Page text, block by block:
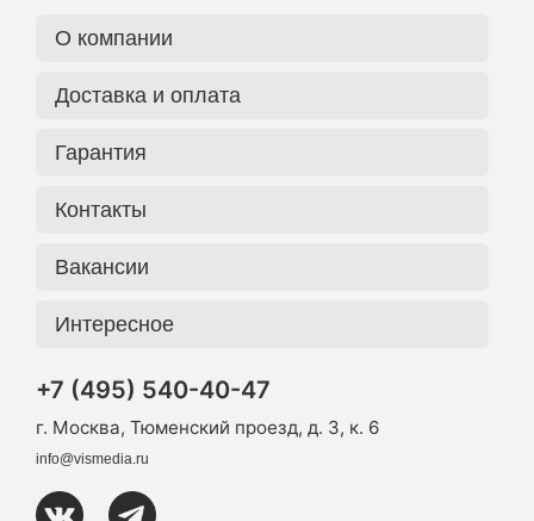
О компании
Доставка и оплата
Гарантия
Контакты
Вакансии
Интересное
+7 (495) 540-40-47
г. Москва, Тюменский проезд, д. 3, к. 6
info@vismedia.ru